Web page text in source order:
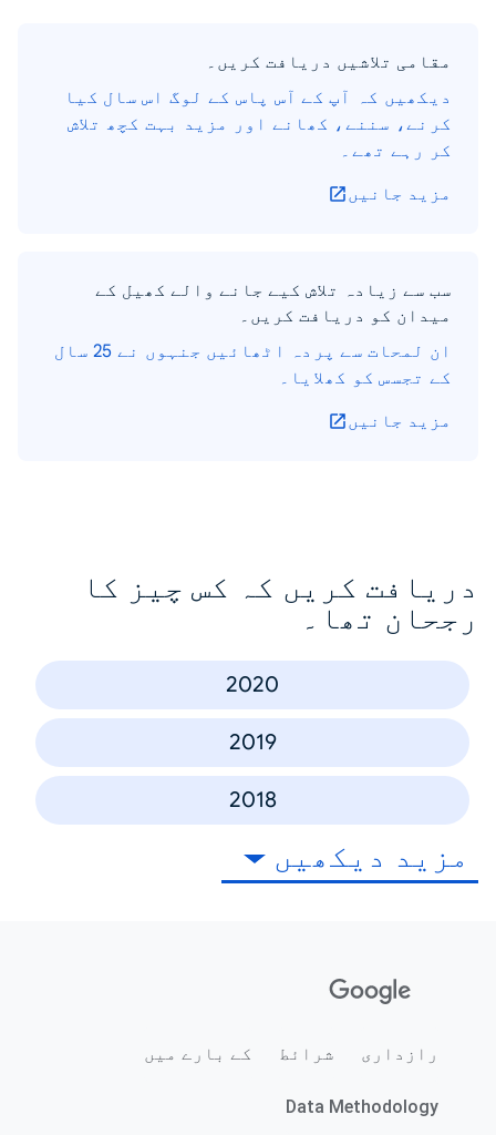
مقامی تلاشیں دریافت کریں۔
دیکھیں کہ آپ کے آس پاس کے لوگ اس سال کیا
کرنے، سننے، کھانے اور مزید بہت کچھ تلاش
کر رہے تھے۔
مزید جانیں
سب سے زیادہ تلاش کیے جانے والے کھیل کے
میدان کو دریافت کریں۔
ان لمحات سے پردہ اٹھائیں جنہوں نے 25 سال
کے تجسس کو کھلایا۔
مزید جانیں
دریافت کریں کہ کس چیز کا
رجحان تھا۔
2020
2019
2018
مزید دیکھیں
رازداری شرائط کے بارے میں
Data Methodology